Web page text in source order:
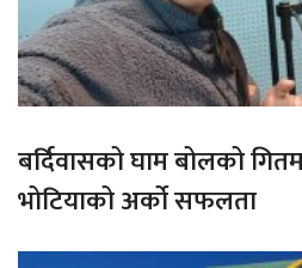
बर्दिवासको घाम बोलको
भोटियाको अर्को सफलता